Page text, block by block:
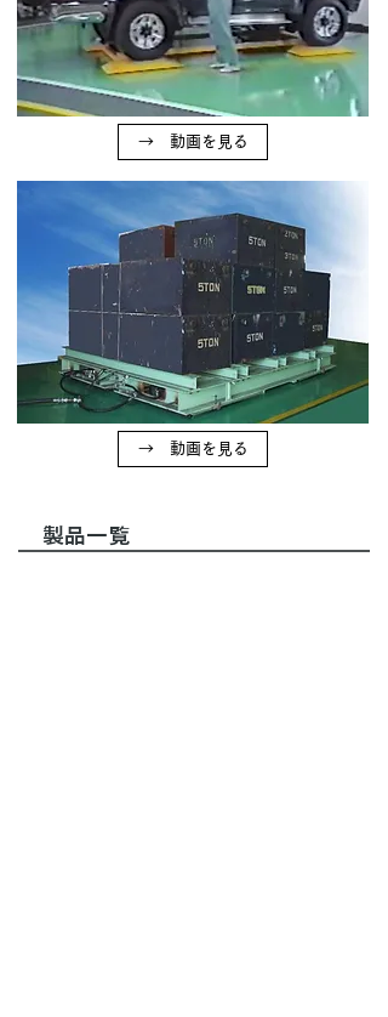
→ 動画を見る
→ 動画を見る
製品一覧